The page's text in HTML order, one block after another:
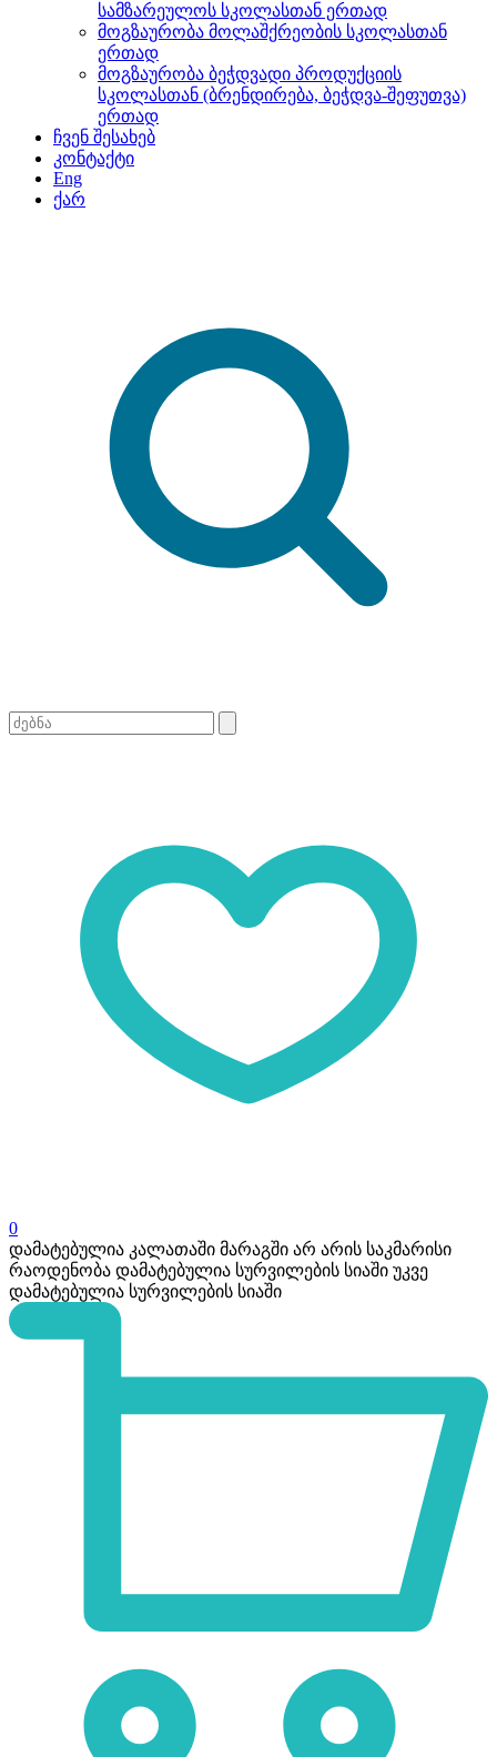
სამზარეულოს სკოლასთან ერთად
მოგზაურობა მოლაშქრეობის სკოლასთან
ერთად
მოგზაურობა ბეჭდვადი პროდუქციის
სკოლასთან (ბრენდირება, ბეჭდვა-შეფუთვა)
ერთად
ჩვენ შესახებ
კონტაქტი
Eng
ქარ
0
დამატებულია კალათაში მარაგში არ არის საკმარისი
რაოდენობა დამატებულია სურვილების სიაში უკვე
დამატებულია სურვილების სიაში